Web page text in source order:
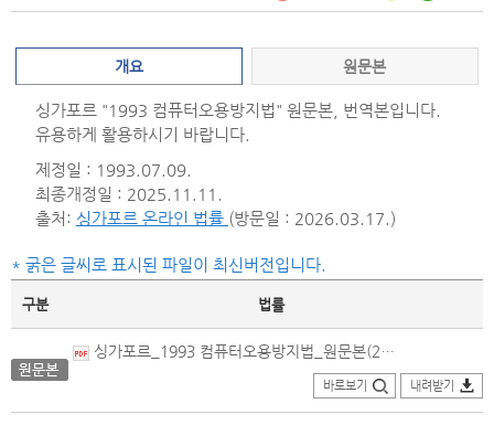
개요 원문본
싱가포르 "1993 컴퓨터오용방지법" 원문본, 번역본입니다.
유용하게 활용하시기 바랍니다.
제정일 : 1993.07.09.
최종개정일 : 2025.11.11.
출처: 싱가포르 온라인 법률 (방문일 : 2026.03.17.)
* 굵은 글씨로 표시된 파일이 최신버전입니다.
구분 법률
싱가포르_1993 컴퓨터오용방지법_원문본(2025.11.11.개정).pdf
바로보기 내려받기